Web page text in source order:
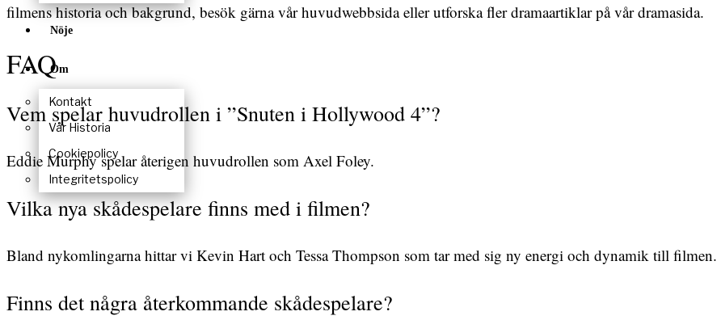
Nöje
Om
Kontakt
Vår Historia
Cookiepolicy
Integritetspolicy
filmens historia och bakgrund, besök gärnavår huvudwebbsidaeller utforska fler dramaartiklar påvår dramasida.
FAQ
Vem spelar huvudrollen i ”Snuten i Hollywood 4”?
Eddie Murphy spelar återigen huvudrollen som Axel Foley.
Vilka nya skådespelare finns med i filmen?
Bland nykomlingarna hittar vi Kevin Hart och Tessa Thompson som tar med sig ny energi och dynamik till filmen.
Finns det några återkommande skådespelare?